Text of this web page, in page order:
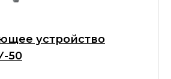
устройство
50